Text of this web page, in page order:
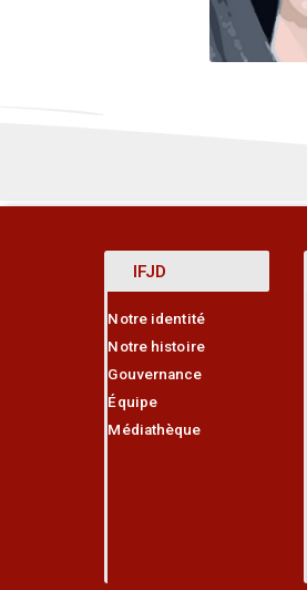
IFJD
Notre identité
Notre histoire
Gouvernance
Équipe
Médiathèque